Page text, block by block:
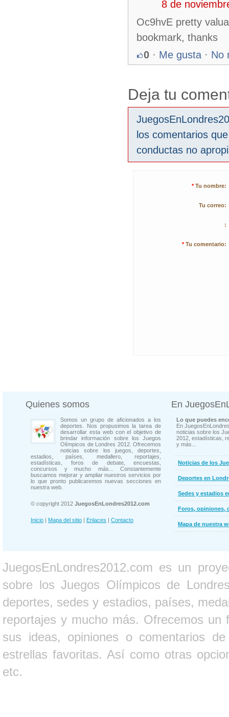
8 de
Oc9hvE pretty
bookmark, thanks
0 · Me gusta · No
Deja tu
los comentarios
conductas no
* Tu nombre:
Tu correo:
:
* Tu comentario:
Quienes somos
Somos un grupo de aficionados a los
deportes. Nos propusimos la tarea de
desarrollar esta web con el objetivo de
brindar información sobre los Juegos
Olímpicos de Londres 2012. Ofrecemos
noticias sobre los juegos, deportes,
estadios, países, medallero, reportajes,
estadísticas, foros de debate, encuestas,
concursos y mucho más... Constantemente
buscamos mejorar y ampliar nuestros servicios por
lo que pronto publicaremos nuevas secciones en
nuestra web.
© copyright 2012 JuegosEnLondres2012.com
Inicio | Mapa del sitio | Enlaces | Contacto
En
Lo que puedes
En
noticias sobre los
2012, estadísticas,
y más...
Noticias de los
Deportes en
Sedes y estadios
Foros, opiniones,
Mapa de nuestra
JuegosEnLondres2012.com es un
sobre los Juegos Olímpicos de
deportes, sedes y estadios, países,
reportajes y mucho más. Ofrecemos un
sus ideas, opiniones o comentarios
estrellas favoritas. Así como otras
etc.